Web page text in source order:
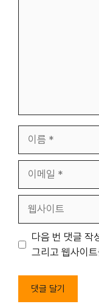
일
트
다음 번 댓글 작
그리고 웹사이